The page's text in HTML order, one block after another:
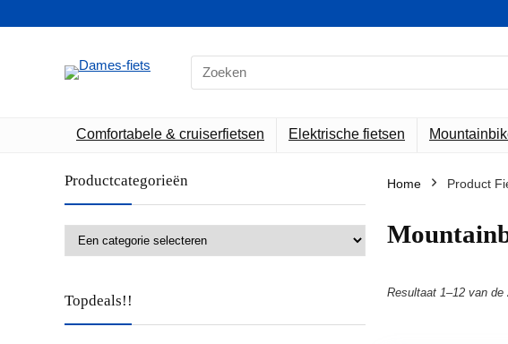
Search
for:
Comfortabele & cruiserfietsen Elektrische fietsen
Productcategorieën
Topdeals!!
Home Product
Resultaat 1–12 van de